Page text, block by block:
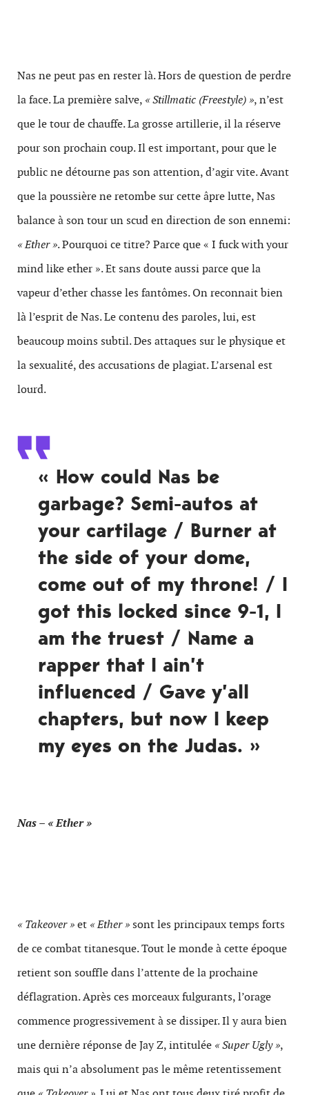
Nas ne peut pas en rester là. Hors de question de perdre
la face. La première salve, « Stillmatic (Freestyle) », n’est
que le tour de chauffe. La grosse artillerie, il la réserve
pour son prochain coup. Il est important, pour que le
public ne détourne pas son attention, d’agir vite. Avant
que la poussière ne retombe sur cette âpre lutte, Nas
balance à son tour un scud en direction de son ennemi:
« Ether ». Pourquoi ce titre? Parce que « I fuck with your
mind like ether ». Et sans doute aussi parce que la
vapeur d’ether chasse les fantômes. On reconnait bien
là l’esprit de Nas. Le contenu des paroles, lui, est
beaucoup moins subtil. Des attaques sur le physique et
la sexualité, des accusations de plagiat. L’arsenal est
lourd.
« How could Nas be
garbage? Semi-autos at
your cartilage / Burner at
the side of your dome,
come out of my throne! / I
got this locked since 9-1, I
am the truest / Name a
rapper that I ain’t
influenced / Gave y’all
chapters, but now I keep
my eyes on the Judas. »
Nas – « Ether »
« Takeover »et « Ether » sont les principaux temps forts
de ce combat titanesque. Tout le monde à cette époque
retient son souffle dans l’attente de la prochaine
déflagration. Après ces morceaux fulgurants, l’orage
commence progressivement à se dissiper. Il y aura bien
une dernière réponse de Jay Z, intitulée « Super Ugly »,
mais qui n’a absolument pas le même retentissement